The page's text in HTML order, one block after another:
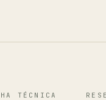
TÉCNICA